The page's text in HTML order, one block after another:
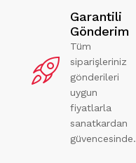
Garantili
Gönderim
Tüm
siparişleriniz
gönderileri
uygun
fiyatlarla
sanatkardan
güvencesinde.